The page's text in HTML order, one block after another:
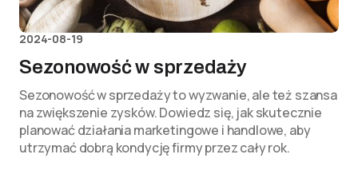
2024-08-19
Sezonowość w sprzedaży
Sezonowość w sprzedaży to wyzwanie, ale też szansa
na zwiększenie zysków. Dowiedz się, jak skutecznie
planować działania marketingowe i handlowe, aby
utrzymać dobrą kondycję firmy przez cały rok.